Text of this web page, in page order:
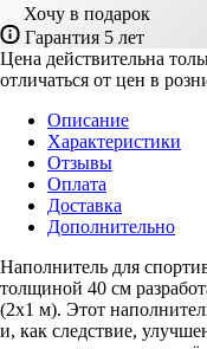
Хочу в подарок
Гарантия 5 лет
Цена действительна
отличаться от цен в
Описание
Характеристики
Отзывы
Оплата
Доставка
Дополнительно
Наполнитель для
толщиной 40 см
(2х1 м). Этот
и, как следствие,